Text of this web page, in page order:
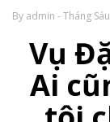
By admin - Tháng
Vụ
Ai